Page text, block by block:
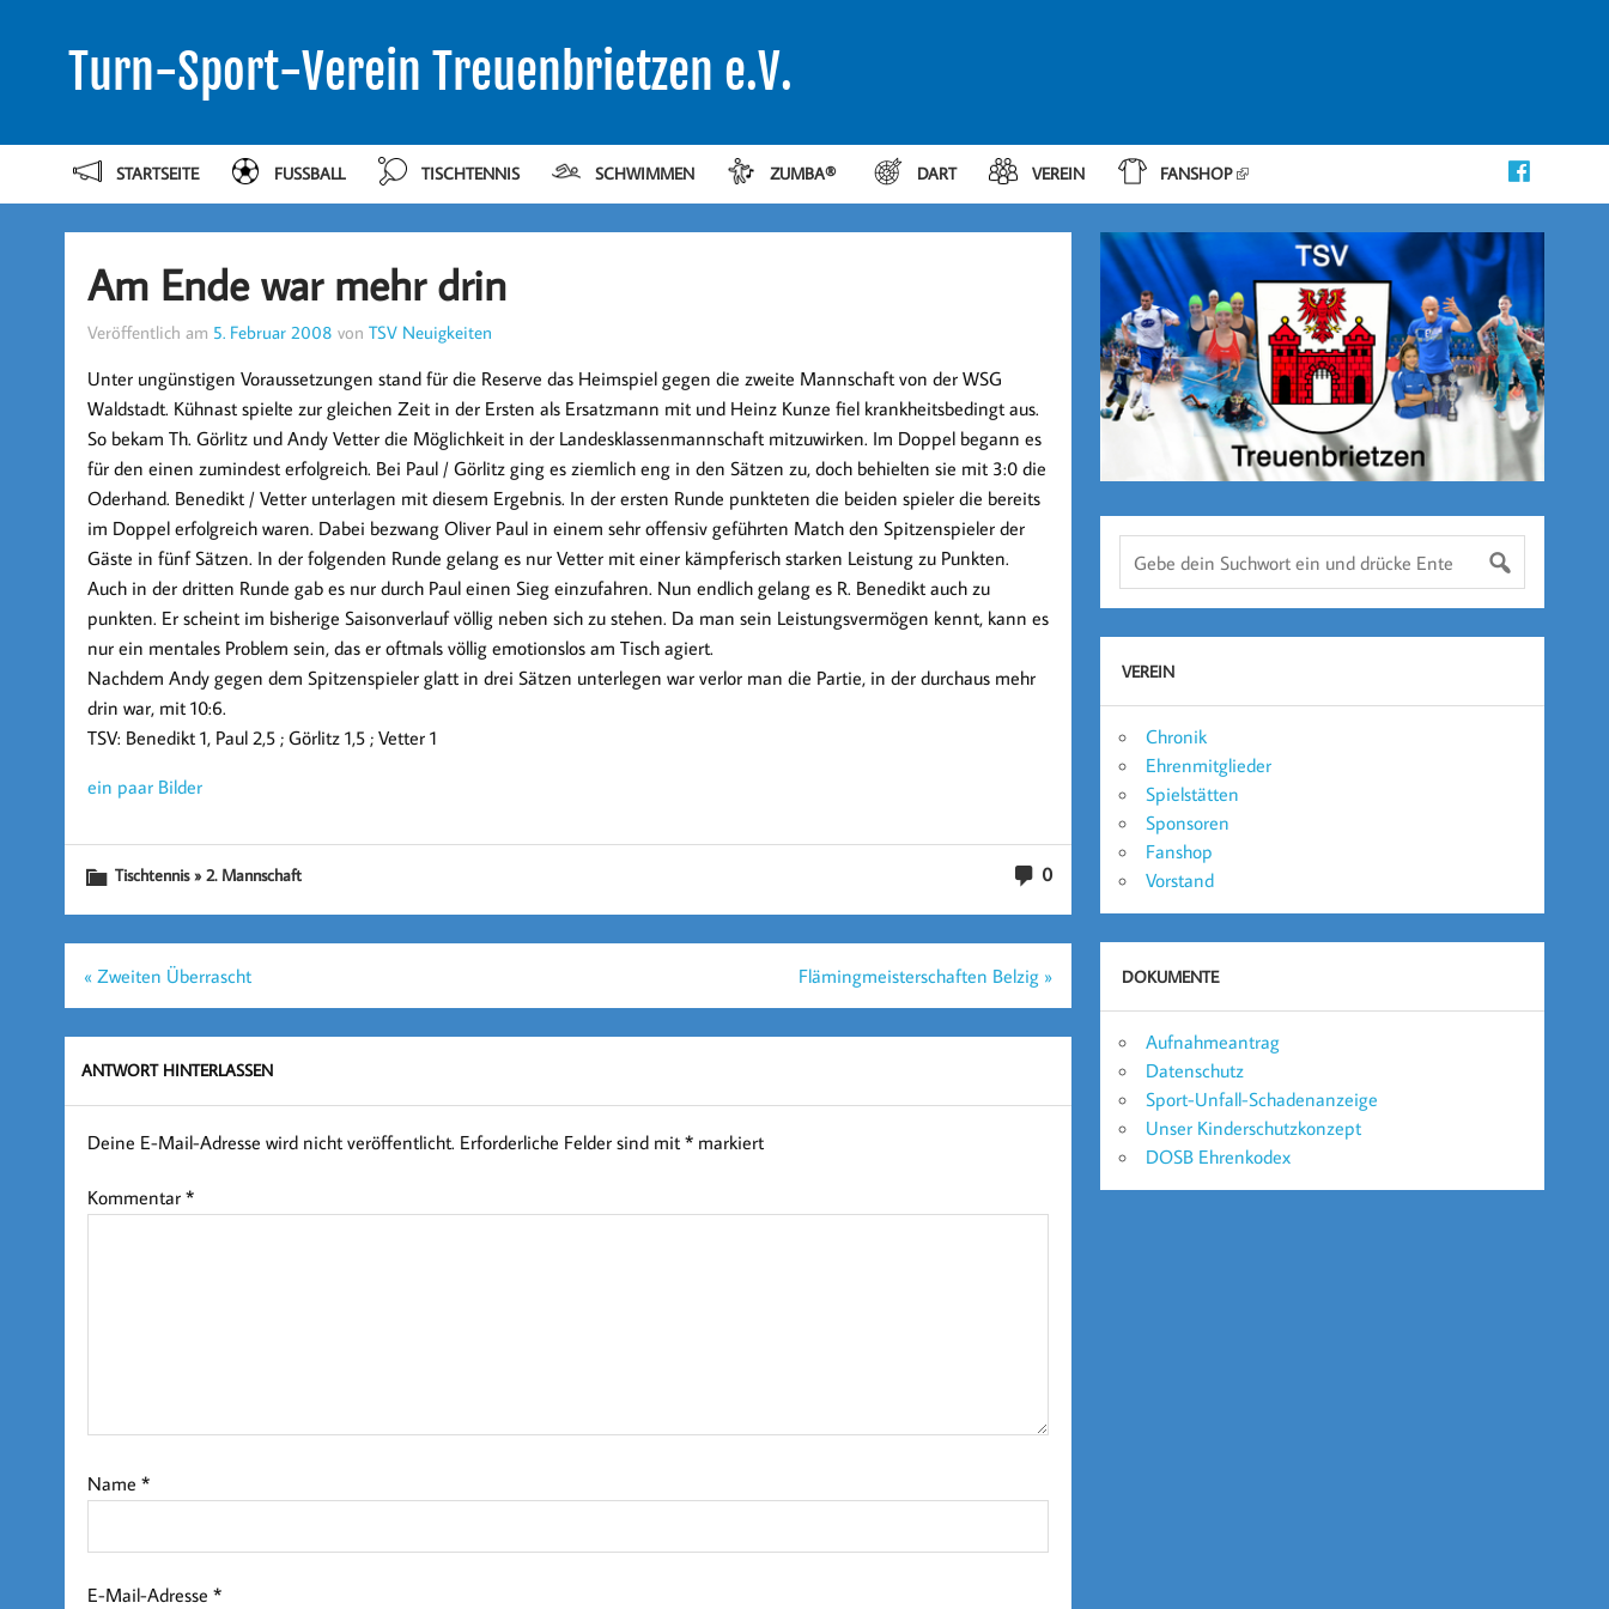
Turn-Sport-Verein Treuenbrietzen e.V.
STARTSEITE FUSSBALL TISCHTENNIS SCHWIMMEN ZUMBA® DART VEREIN FANSHOP
Am Ende war mehr drin
Veröffentlich am 5. Februar 2008 von TSV Neuigkeiten
Unter ungünstigen Voraussetzungen stand für die Reserve das Heimspiel gegen die zweite Mannschaft von der WSG
Waldstadt. Kühnast spielte zur gleichen Zeit in der Ersten als Ersatzmann mit und Heinz Kunze fiel krankheitsbedingt aus.
So bekam Th. Görlitz und Andy Vetter die Möglichkeit in der Landesklassenmannschaft mitzuwirken. Im Doppel begann es
für den einen zumindest erfolgreich. Bei Paul / Görlitz ging es ziemlich eng in den Sätzen zu, doch behielten sie mit 3:0 die
Oderhand. Benedikt / Vetter unterlagen mit diesem Ergebnis. In der ersten Runde punkteten die beiden spieler die bereits
im Doppel erfolgreich waren. Dabei bezwang Oliver Paul in einem sehr offensiv geführten Match den Spitzenspieler der
Gäste in fünf Sätzen. In der folgenden Runde gelang es nur Vetter mit einer kämpferisch starken Leistung zu Punkten.
Auch in der dritten Runde gab es nur durch Paul einen Sieg einzufahren. Nun endlich gelang es R. Benedikt auch zu
punkten. Er scheint im bisherige Saisonverlauf völlig neben sich zu stehen. Da man sein Leistungsvermögen kennt, kann es
nur ein mentales Problem sein, das er oftmals völlig emotionslos am Tisch agiert.
Nachdem Andy gegen dem Spitzenspieler glatt in drei Sätzen unterlegen war verlor man die Partie, in der durchaus mehr
drin war, mit 10:6.
TSV: Benedikt 1, Paul 2,5 ; Görlitz 1,5 ; Vetter 1
ein paar Bilder
0
Tischtennis » 2. Mannschaft
Beitragsnavigation
« Zweiten Überrascht Flämingmeisterschaften Belzig »
ANTWORT HINTERLASSEN
Deine E-Mail-Adresse wird nicht veröffentlicht. Erforderliche Felder sind mit *markiert
Kommentar *
Name *
E-Mail-Adresse *
VEREIN
Chronik
Ehrenmitglieder
Spielstätten
Sponsoren
Fanshop
Vorstand
DOKUMENTE
Aufnahmeantrag
Datenschutz
Sport-Unfall-Schadenanzeige
Unser Kinderschutzkonzept
DOSB Ehrenkodex